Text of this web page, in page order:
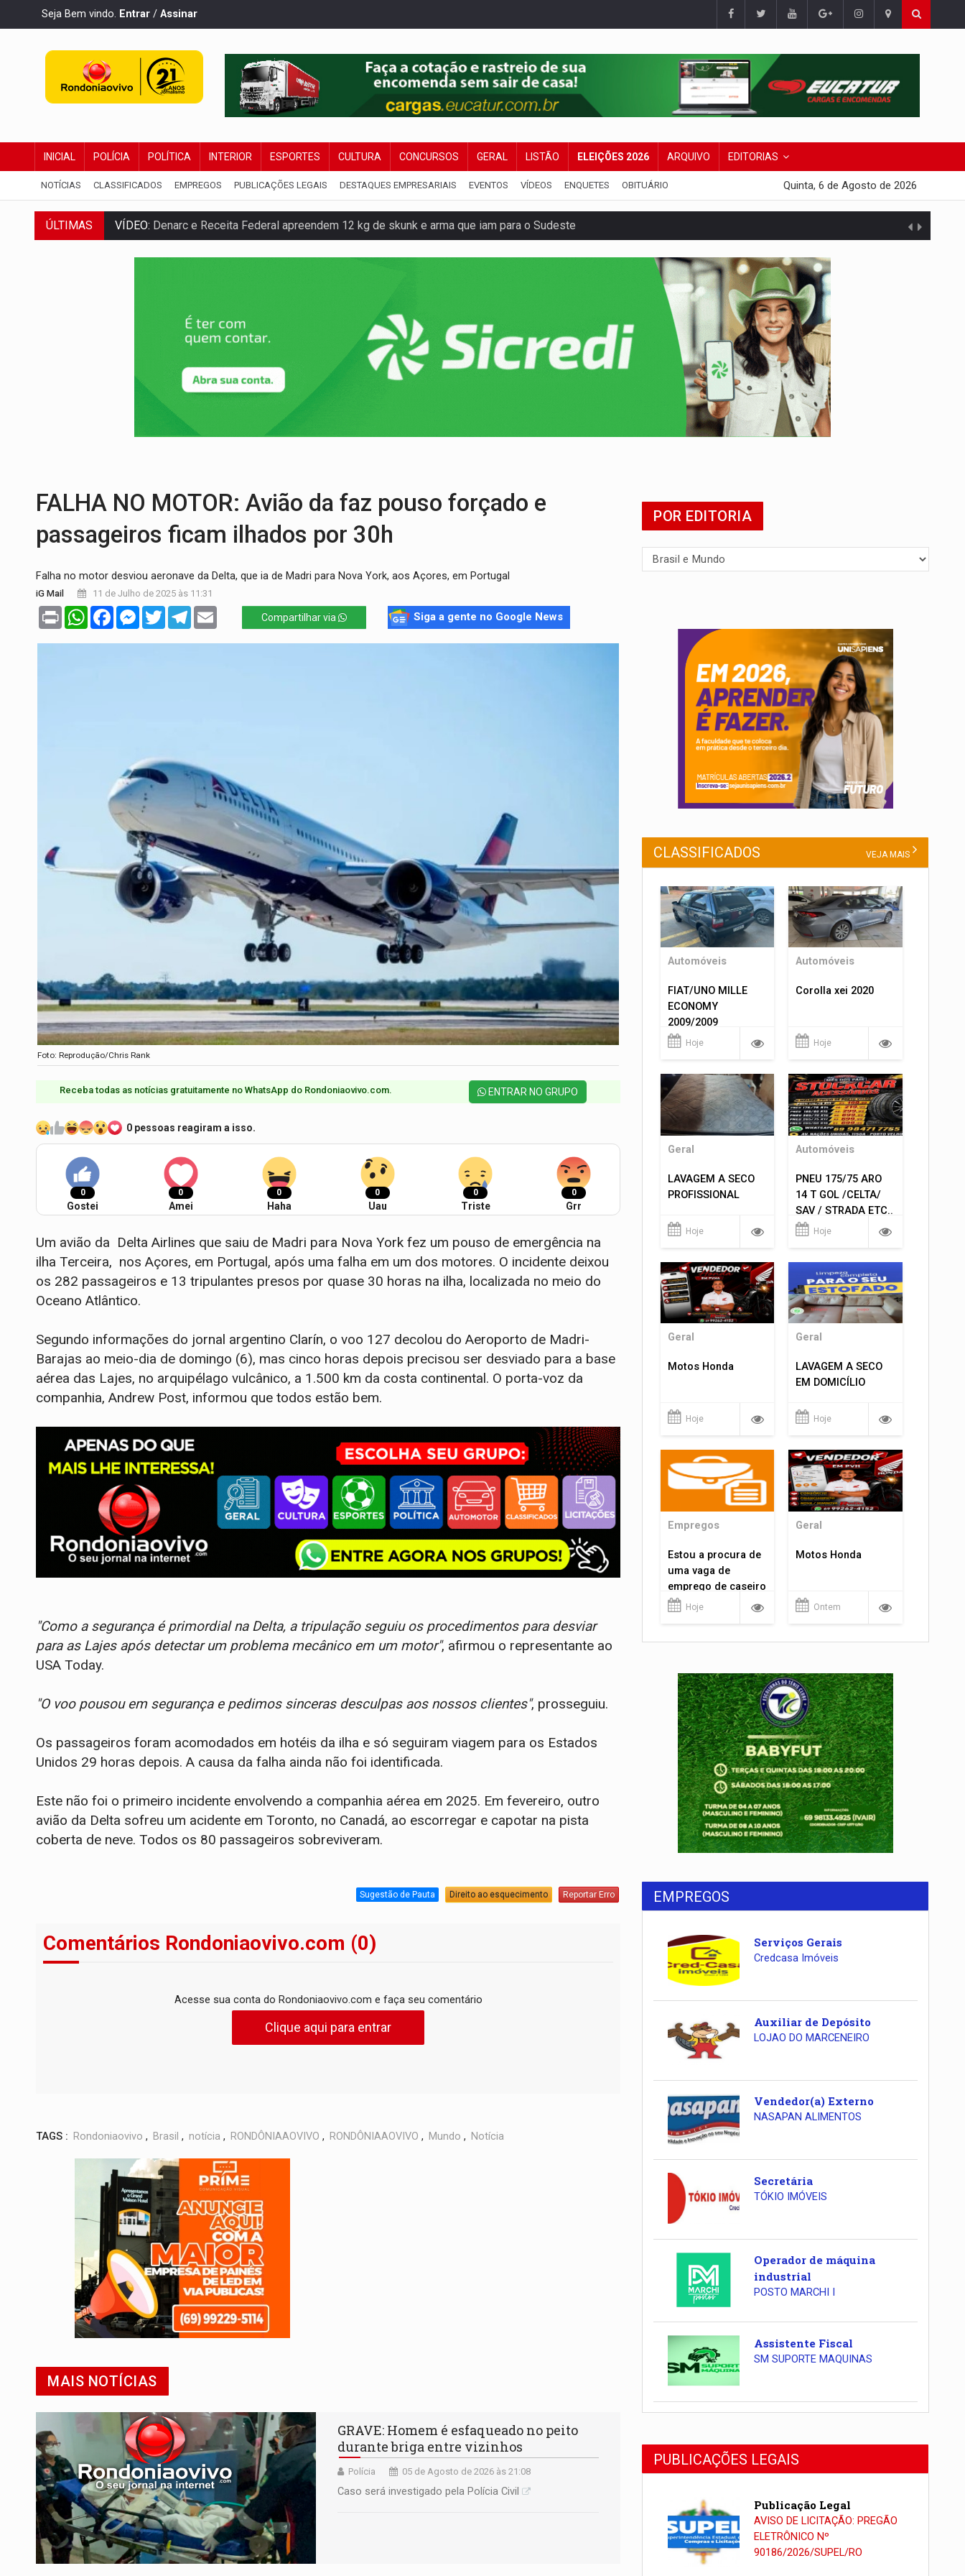
Seja Bem vindo. Entrar / Assinar
INICIAL POLÍCIA POLÍTICA INTERIOR ESPORTES CULTURA CONCURSOS GERAL LISTÃO ELEIÇÕES 2026 ARQUIVO EDITORIAS
NOTÍCIAS CLASSIFICADOS EMPREGOS PUBLICAÇÕES LEGAIS DESTAQUES EMPRESARIAIS EVENTOS VÍDEOS ENQUETES OBITUÁRIO Quinta, 6 de Agosto de 2026
ÚLTIMAS OPERAÇÃO DA PC:Membros do CV são presos com armas e drogas após crime de tortur@
ENTRADA GRATUITA:Espetáculo As Marias Somos Nós será apresentado na capital
Cerejeiras completa 43 anos de emancipação com programação esportiva
Anvisa desmente boato sobre presença de plástico ou petróleo em ovos
Pitbulls fogem de residência e atacam casal de idosos na zona Leste
AÇÃO CONJUNTA:Forças policiais apreendem cerca de 1kg de ouro em Rondônia
PF ESTÁ APURANDO: Flávio Bolsonaro escolhe Alfredo Gaspar como vice, alvo de denúncia por estupro
FALHA NO MOTOR: Avião da faz pouso forçado e
passageiros ficam ilhados por 30h
Falha no motor desviou aeronave da Delta, que ia de Madri para Nova York, aos Açores, em Portugal
iG Mail 11 de Julho de 2025 às 11:31
Print WhatsAppFacebookMessenger
TwitterTelegram Compartilhar via Siga a gente no Google News
Foto: Reprodução/Chris Rank
Receba todas as notícias gratuitamente no WhatsApp do Rondoniaovivo.com.​ ENTRAR NO GRUPO
0 pessoas reagiram a isso.
0
Gostei
0
Amei
0
Haha
0
Uau
0
Triste
0
Grr
Um avião da Delta Airlines que saiu de Madri para Nova York fez um pouso de emergência na
ilha Terceira, nos Açores, em Portugal, após uma falha em um dos motores. O incidente deixou
os 282 passageiros e 13 tripulantes presos por quase 30 horas na ilha, localizada no meio do
Oceano Atlântico.
Segundo informações do jornal argentino Clarín, o voo 127 decolou do Aeroporto de Madri-
Barajas ao meio-dia de domingo (6), mas cinco horas depois precisou ser desviado para a base
aérea das Lajes, no arquipélago vulcânico, a 1.500 km da costa continental. O porta-voz da
companhia, Andrew Post, informou que todos estão bem.
"Como a segurança é primordial na Delta, a tripulação seguiu os procedimentos para desviar
para as Lajes após detectar um problema mecânico em um motor", afirmou o representante ao
USA Today.
"O voo pousou em segurança e pedimos sinceras desculpas aos nossos clientes", prosseguiu.
Os passageiros foram acomodados em hotéis da ilha e só seguiram viagem para os Estados
Unidos 29 horas depois. A causa da falha ainda não foi identificada.
Este não foi o primeiro incidente envolvendo a companhia aérea em 2025. Em fevereiro, outro
avião da Delta sofreu um acidente em Toronto, no Canadá, ao escorregar e capotar na pista
coberta de neve. Todos os 80 passageiros sobreviveram.
Sugestão de Pauta Direito ao esquecimento Reportar Erro
Comentários Rondoniaovivo.com (0)
Acesse sua conta do Rondoniaovivo.com e faça seu comentário
Clique aqui para entrar
TAGS : Rondoniaovivo , Brasil , notícia , RONDÔNIAAOVIVO , RONDÔNIAAOVIVO , Mundo , Notícia
MAIS NOTÍCIAS
GRAVE: Homem é esfaqueado no peito
durante briga entre vizinhos
Polícia 05 de Agosto de 2026 às 21:08
Caso será investigado pela Polícia Civil
POR EDITORIA
CLASSIFICADOS VEJA MAIS
Automóveis
FIAT/UNO MILLE
ECONOMY
2009/2009
Hoje
Automóveis
Corolla xei 2020
Hoje
Geral
LAVAGEM A SECO
PROFISSIONAL
Hoje
Automóveis
PNEU 175/75 ARO
14 T GOL /CELTA/
SAV / STRADA ETC..
R$ 219,99
Hoje
Geral
Motos Honda
Hoje
Geral
LAVAGEM A SECO
EM DOMICÍLIO
Hoje
Empregos
Estou a procura de
uma vaga de
emprego de caseiro
em porto velho
Hoje
Geral
Motos Honda
Ontem
EMPREGOS
Serviços Gerais
Credcasa Imóveis
Auxiliar de Depósito
LOJAO DO MARCENEIRO
Vendedor(a) Externo
NASAPAN ALIMENTOS
Secretária
TÓKIO IMÓVEIS
Operador de máquina
industrial
POSTO MARCHI I
Assistente Fiscal
SM SUPORTE MAQUINAS
PUBLICAÇÕES LEGAIS
Publicação Legal
AVISO DE LICITAÇÃO: PREGÃO
ELETRÔNICO Nº
90186/2026/SUPEL/RO